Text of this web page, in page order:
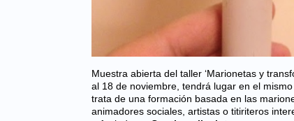
Muestra abierta del taller ‘Marionetas y
al 18 de noviembre, tendrá lugar en el
trata de una formación basada en las
animadores sociales, artistas o titiriteros